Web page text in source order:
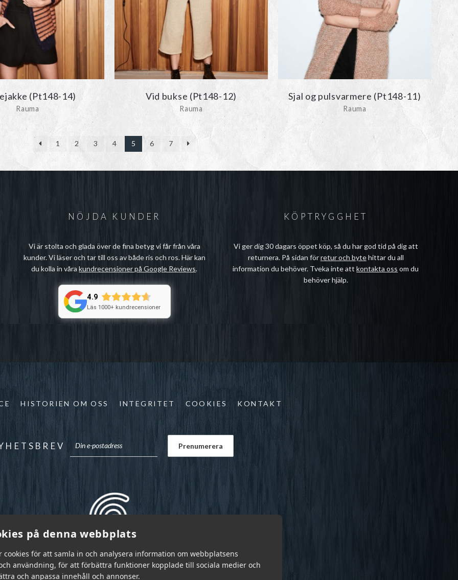
på denna webbplats
cookies för att samla in och analysera information om webbplatsens
användning, för att förbättra funktioner kopplade till sociala medier och
och anpassa innehåll och annonser.
(Pt148-14)
Rauma
Vid bukse (Pt148-12)
Rauma
Sjal og pulsvarmere (Pt148-11)
Rauma
1 2 3 4 5 6 7
NÖJDA KUNDER
Vi är stolta och glada över de fina betyg vi får från våra
kunder. Vi läser och tar till oss av både ris och ros. Här kan
du kolla in vårakundrecensioner på Google Reviews.
4.9
Läs 1000+ kundrecensioner
KÖPTRYGGHET
Vi ger dig 30 dagars öppet köp, så du har god tid på dig att
returnera. På sidan förretur och bytehittar du all
information du behöver. Tveka inte attkontakta oss om du
behöver hjälp.
HISTORIEN OM OSS INTEGRITET COOKIES KONTAKT